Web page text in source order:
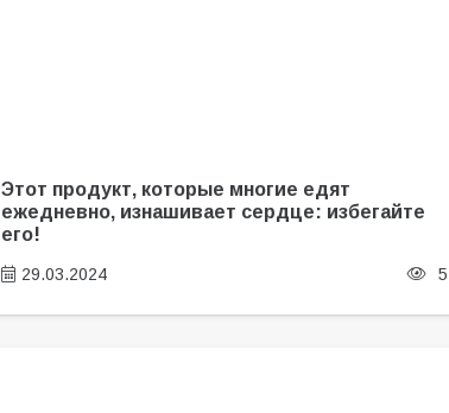
Этот продукт, которые многие едят
ежедневно, изнашивает сердце: избегайте
его!
29.03.2024